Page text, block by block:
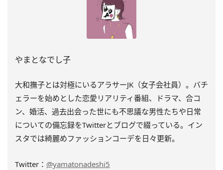
やまとなでし子
大和撫子とは対極にいるアラサーJK（女子会社員）。バチ
ェラーを始めとした恋愛リアリティ番組、ドラマ、合コ
ン、婚活、過去出会った世にも不思議な男性たちや日常
についての備忘録をTwitterとブログで綴っている。イン
スタでは綺麗めファッションコーデを日々更新。
Twitter： @yamatonadeshi5